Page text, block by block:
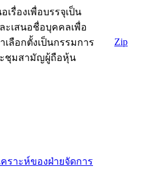
รื่องเพื่อบรรจุเป็น
ะเสนอชื่อบุคคลเพื่อ
เลือกตั้งเป็นกรรมการ
ะชุมสามัญผู้ถือหุ้น
Zip
ราะห์ของฝ่ายจัดการ